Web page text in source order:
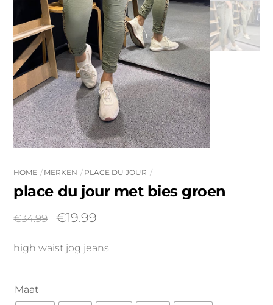
HOME MERKEN PLACE DU JOUR
place du jour met bies groen
€34.99
Oorspronkelijke
was:
€19.99Huidige
is:
high waist jog jeans
Maat